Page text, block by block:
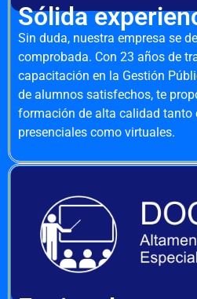
Sólida
Sin duda, nuestra empresa se
comprobada. Con 23 años de
capacitación en la Gestión
de alumnos satisfechos, te
formación de alta calidad tanto
presenciales como virtuales.